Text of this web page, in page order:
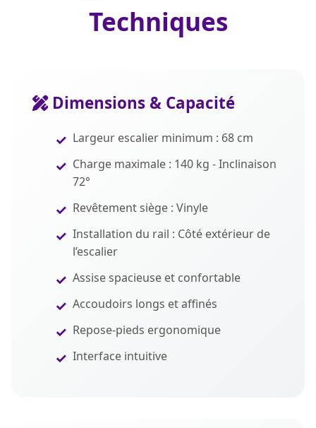
Techniques
Dimensions & Capacité
Largeur escalier minimum : 68 cm
Charge maximale : 140 kg - Inclinaison
72°
Revêtement siège : Vinyle
Installation du rail : Côté extérieur de
l’escalier
Assise spacieuse et confortable
Accoudoirs longs et affinés
Repose-pieds ergonomique
Interface intuitive